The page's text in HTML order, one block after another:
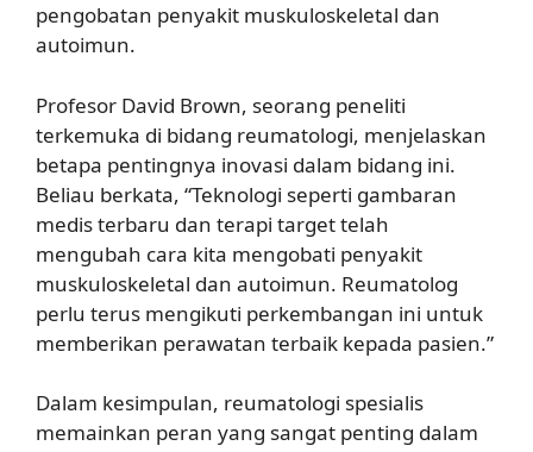
pengobatan penyakit muskuloskeletal dan
autoimun.
Profesor David Brown, seorang peneliti
terkemuka di bidang reumatologi, menjelaskan
betapa pentingnya inovasi dalam bidang ini.
Beliau berkata, “Teknologi seperti gambaran
medis terbaru dan terapi target telah
mengubah cara kita mengobati penyakit
muskuloskeletal dan autoimun. Reumatolog
perlu terus mengikuti perkembangan ini untuk
memberikan perawatan terbaik kepada pasien.”
Dalam kesimpulan, reumatologi spesialis
memainkan peran yang sangat penting dalam